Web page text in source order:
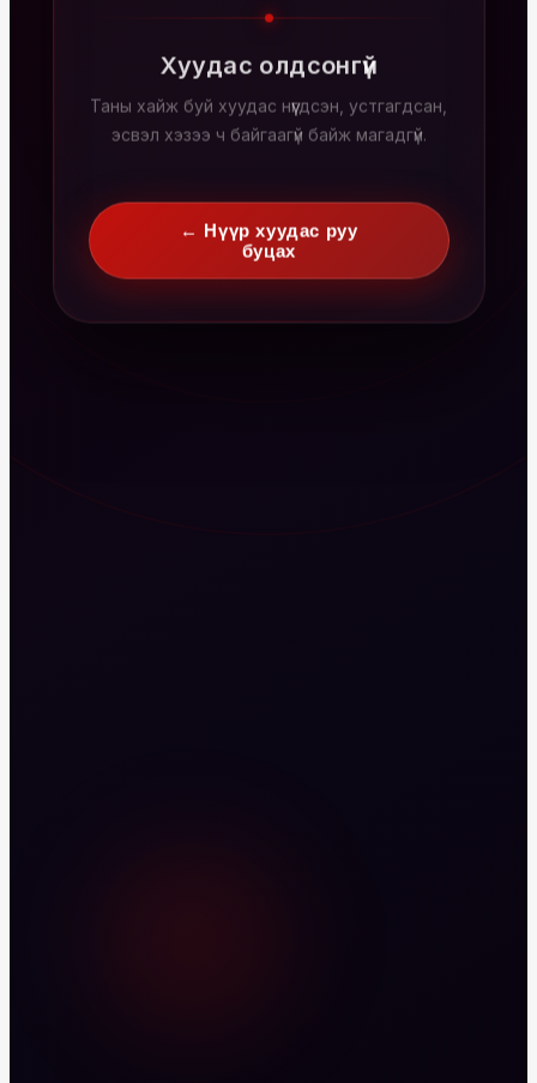
Хуудас олдсонгүй
Таны хайж буй хуудас нүүгдсэн, устгагдсан,
эсвэл хэзээ ч байгаагүй байж магадгүй.
← Нүүр хуудас руу
буцах